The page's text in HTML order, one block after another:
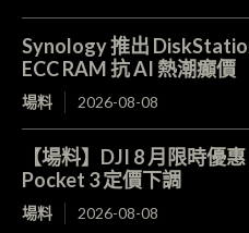
Synology 推出
ECC RAM 抗 AI 熱潮癲價
場料 2026-08-08
【場料】DJI 8 月限時優
Pocket 3 定價下調
場料 2026-08-08